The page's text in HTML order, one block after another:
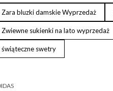
Zara bluzki damskie Wyprzedaż
Zwiewne sukienki na lato wyprzedaż
świąteczne swetry